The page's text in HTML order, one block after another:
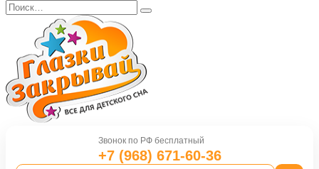
Перейти
к
содержанию
Search
for:
Звонок по РФ бесплатный
+7 (968) 671-60-36